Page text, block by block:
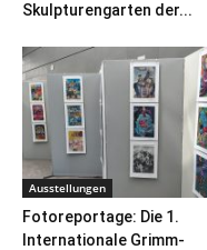
Skulpturengarten der...
Ausstellungen
Fotoreportage: Die 1.
Internationale Grimm-